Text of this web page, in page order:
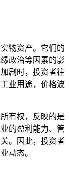
物资产。它们的
政治等因素的影
剧时，投资者往
业用途，价格波
有权，反映的是
的盈利能力、管
。因此，投资者
动态。